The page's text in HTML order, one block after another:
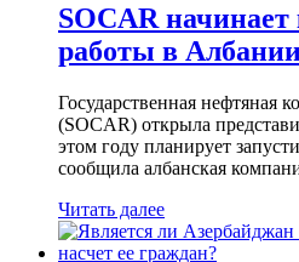
SOCAR
работы в
Государственная нефтяная
(SOCAR) открыла
этом году планирует
сообщила албанская
Читать далее